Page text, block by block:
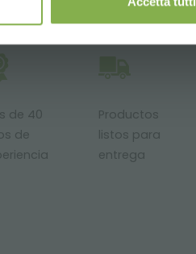
de 40
de
Productos
listos para
entrega